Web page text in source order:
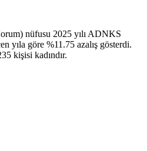
nüfusu 2025 yılı ADNKS
yıla göre %11.75 azalış gösterdi.
kişisi kadındır.